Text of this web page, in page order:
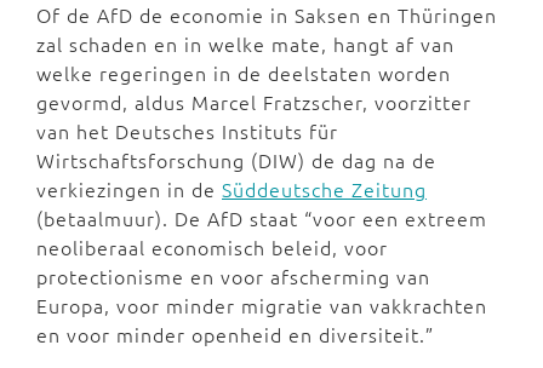
Of de AfD de economie in Saksen en Thüringen
zal schaden en in welke mate, hangt af van
welke regeringen in de deelstaten worden
gevormd, aldus Marcel Fratzscher, voorzitter
van het Deutsches Instituts für
Wirtschaftsforschung (DIW) de dag na de
verkiezingen in de Süddeutsche Zeitung
(betaalmuur). De AfD staat “voor een extreem
neoliberaal economisch beleid, voor
protectionisme en voor afscherming van
Europa, voor minder migratie van vakkrachten
en voor minder openheid en diversiteit.”